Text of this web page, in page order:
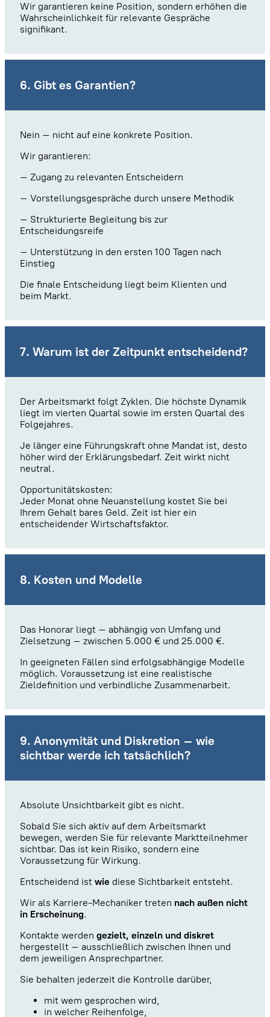
Wir garantieren keine Position, sondern erhöhen die
Wahrscheinlichkeit für relevante Gespräche
signifikant.
6. Gibt es Garantien?
Nein – nicht auf eine konkrete Position.
Wir garantieren:
– Zugang zu relevanten Entscheidern
– Vorstellungsgespräche durch unsere Methodik
– Strukturierte Begleitung bis zur
Entscheidungsreife
– Unterstützung in den ersten 100 Tagen nach
Einstieg
Die finale Entscheidung liegt beim Klienten und
beim Markt.
7. Warum ist der Zeitpunkt entscheidend?
Der Arbeitsmarkt folgt Zyklen. Die höchste Dynamik
liegt im vierten Quartal sowie im ersten Quartal des
Folgejahres.
Je länger eine Führungskraft ohne Mandat ist, desto
höher wird der Erklärungsbedarf. Zeit wirkt nicht
neutral.
Opportunitätskosten:
Jeder Monat ohne Neuanstellung kostet Sie bei
Ihrem Gehalt bares Geld. Zeit ist hier ein
entscheidender Wirtschaftsfaktor.
8. Kosten und Modelle
Das Honorar liegt – abhängig von Umfang und
Zielsetzung – zwischen 5.000 € und 25.000 €.
In geeigneten Fällen sind erfolgsabhängige Modelle
möglich. Voraussetzung ist eine realistische
Zieldefinition und verbindliche Zusammenarbeit.
9. Anonymität und Diskretion – wie
sichtbar werde ich tatsächlich?
Absolute Unsichtbarkeit gibt es nicht.
Sobald Sie sich aktiv auf dem Arbeitsmarkt
bewegen, werden Sie für relevante Marktteilnehmer
sichtbar. Das ist kein Risiko, sondern eine
Voraussetzung für Wirkung.
Entscheidend ist wie diese Sichtbarkeit entsteht.
Wir als Karriere-Mechaniker treten nach außen nicht
in Erscheinung.
Kontakte werden gezielt, einzeln und diskret
hergestellt – ausschließlich zwischen Ihnen und
dem jeweiligen Ansprechpartner.
Sie behalten jederzeit die Kontrolle darüber,
mit wem gesprochen wird,
in welcher Reihenfolge,